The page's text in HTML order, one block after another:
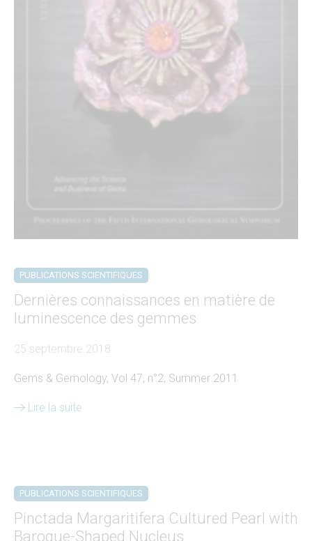
PUBLICATIONS SCIENTIFIQUES
Dernières connaissances en matière de
luminescence des gemmes
25 septembre 2018
Gems & Gemology, Vol 47, n°2, Summer 2011
Lire la suite
PUBLICATIONS SCIENTIFIQUES
Pinctada Margaritifera Cultured Pearl with
Baroque-Shaped Nucleus